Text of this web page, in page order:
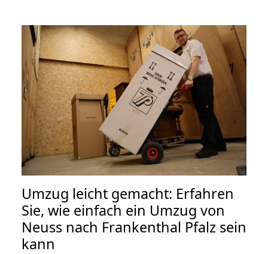
Umzug leicht gemacht: Erfahren
Sie, wie einfach ein Umzug von
Neuss nach Frankenthal Pfalz sein
kann